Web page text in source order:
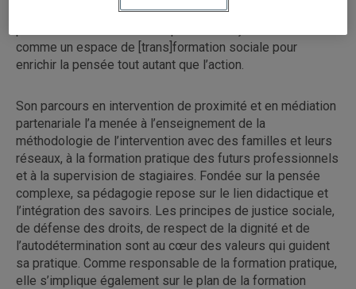
comme un espace de [trans]formation sociale pour
enrichir la pensée tout autant que l’action.
Son parcours en intervention de proximité et en médiation
partenariale l’a menée à l’enseignement de la
méthodologie de l’intervention avec des familles et leurs
réseaux, à la formation pratique des futurs professionnels
et à la supervision de stagiaires. Fondée sur la pensée
complexe, sa pédagogie repose sur le lien didactique et
l’intégration des savoirs. Les principes de justice sociale,
de défense des droits, de respect de la dignité et de
l’autodétermination sont au cœur des valeurs qui guident
sa pratique. Comme responsable de la formation pratique,
elle s’implique également sur le plan de la formation